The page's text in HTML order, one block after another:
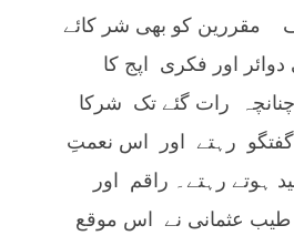
مقررین کو بھی شر کائے
اور فکری اپج کا
رات گئے تک شرکا
رہتے اور اس نعمتِ
ہوتے رہتے۔ راقم اور
طیب عثمانی نے اس موقع